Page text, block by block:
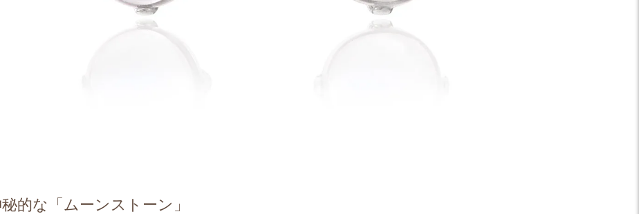
的な「ムーンストーン」